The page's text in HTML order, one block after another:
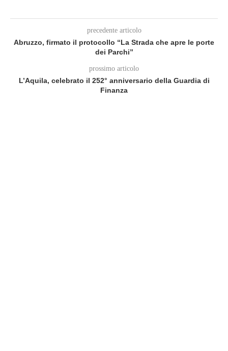
precedente articolo
Abruzzo, firmato il protocollo “La Strada che apre le porte
dei Parchi”
prossimo articolo
L’Aquila, celebrato il 252° anniversario della Guardia di
Finanza